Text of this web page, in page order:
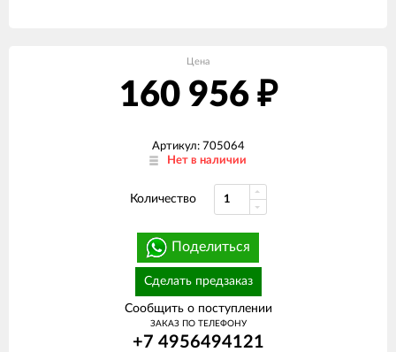
Цена
160 956 ₽
Артикул: 705064
Нет в наличии
Количество
Поделиться
Сделать предзаказ
Сообщить о поступлении
ЗАКАЗ ПО ТЕЛЕФОНУ
+7 4956494121